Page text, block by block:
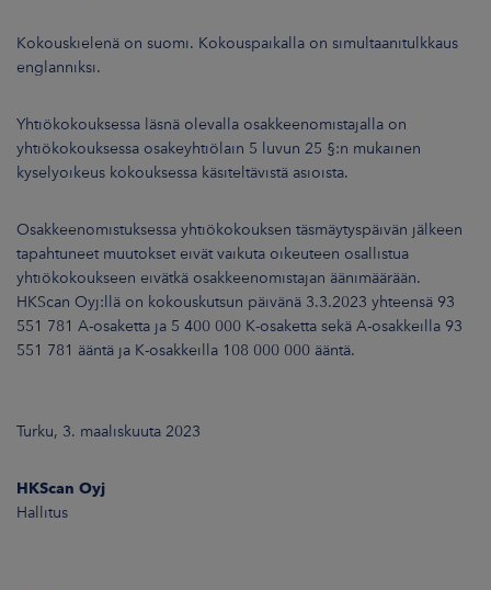
Kokouskielenä on suomi. Kokouspaikalla on simultaanitulkkaus
englanniksi.
Yhtiökokouksessa läsnä olevalla osakkeenomistajalla on
yhtiökokouksessa osakeyhtiölain 5 luvun 25 §:n mukainen
kyselyoikeus kokouksessa käsiteltävistä asioista.
Osakkeenomistuksessa yhtiökokouksen täsmäytyspäivän jälkeen
tapahtuneet muutokset eivät vaikuta oikeuteen osallistua
yhtiökokoukseen eivätkä osakkeenomistajan äänimäärään.
HKScan Oyj:llä on kokouskutsun päivänä 3.3.2023 yhteensä 93
551 781 A-osaketta ja 5 400 000 K-osaketta sekä A-osakkeilla 93
551 781 ääntä ja K-osakkeilla 108 000 000 ääntä.
Turku, 3. maaliskuuta 2023
HKScan Oyj
Hallitus